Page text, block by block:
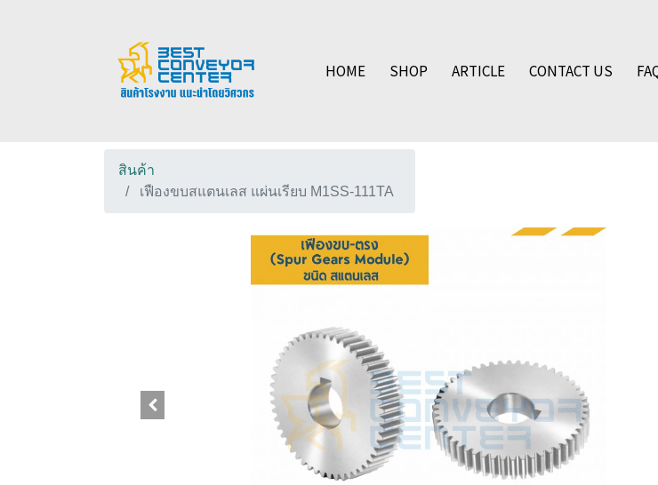
HOME SHOP ARTICLE CONTACT US
สินค้า
เฟืองขบสแตนเลส แผ่นเรียบ M1SS-111TA